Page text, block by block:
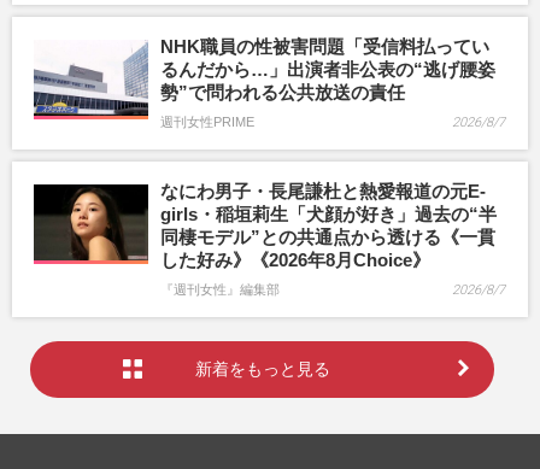
NHK職員の性被害問題「受信料払ってい
るんだから…」出演者非公表の“逃げ腰姿
勢”で問われる公共放送の責任
週刊女性PRIME 2026/8/7
なにわ男子・長尾謙杜と熱愛報道の元E-
girls・稲垣莉生「犬顔が好き」過去の“半
同棲モデル”との共通点から透ける《一貫
した好み》《2026年8月Choice》
『週刊女性』編集部 2026/8/7
新着をもっと見る